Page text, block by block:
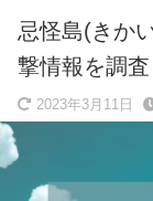
忌怪島(きか
撃情報を調査
2023年3月11日